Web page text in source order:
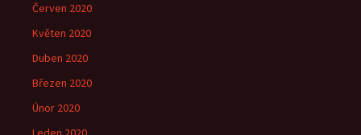
Červen 2020
Květen 2020
Duben 2020
Březen 2020
Únor 2020